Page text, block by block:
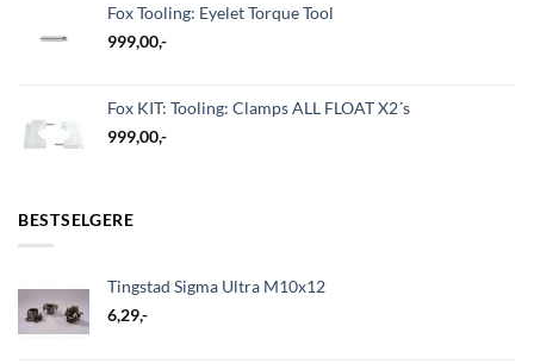
Fox Tooling: Eyelet Torque Tool
999,00,-
Fox KIT: Tooling: Clamps ALL FLOAT X2´s
999,00,-
BESTSELGERE
Tingstad Sigma Ultra M10x12
6,29,-